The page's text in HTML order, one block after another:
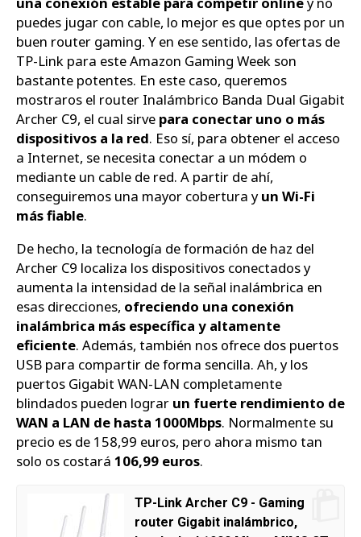
puedes jugar con cable, lo mejor es que optes por un
buen router gaming. Y en ese sentido, las ofertas de
TP-Link para este Amazon Gaming Week son
bastante potentes. En este caso, queremos
mostraros el router Inalámbrico Banda Dual Gigabit
Archer C9, el cual sirve para conectar uno o más
dispositivos a la red. Eso sí, para obtener el acceso
a Internet, se necesita conectar a un módem o
mediante un cable de red. A partir de ahí,
conseguiremos una mayor cobertura yun Wi-Fi
más fiable.
De hecho, la tecnología de formación de haz del
Archer C9 localiza los dispositivos conectados y
aumenta la intensidad de la señal inalámbrica en
esas direcciones, ofreciendo una conexión
inalámbrica más específica y altamente
eficiente. Además, también nos ofrece dos puertos
USB para compartir de forma sencilla. Ah, y los
puertos Gigabit WAN-LAN completamente
blindados pueden lograr un fuerte rendimiento de
WAN a LAN de hasta 1000Mbps. Normalmente su
precio es de 158,99 euros, pero ahora mismo tan
solo os costará 106,99 euros.
TP-Link Archer C9 - Gaming
router Gigabit inalámbrico,